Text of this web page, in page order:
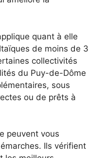
quant à elle
de moins de 3
collectivités
du Puy-de-Dôme
sous
ou de prêts à
peuvent vous
Ils vérifient